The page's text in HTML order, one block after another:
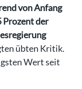
von Anfang
Prozent der
übten Kritik.
Wert seit